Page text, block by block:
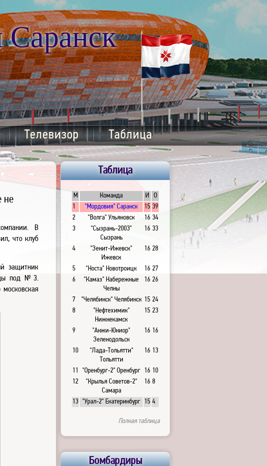
Телевизор Таблица
не
В
что клуб
защитник
под №3.
Таблица
М Команда И
О
1
"Мордовия" Саранск 15 39
2
"Волга" Ульяновск 16 34
3
"Сызрань-2003"
Сызрань
16 33
4
"Зенит-Ижевск"
Ижевск
16 28
5 "Носта" Новотроицк 16 27
6
"Камаз" Набережные
Челны
16 26
7 "Челябинск" Челябинск 15 24
8
"Нефтехимик"
Нижнекамск
15 23
9
"Анжи-Юниор"
Зеленодольск
16 16
10
"Лада-Тольятти"
Тольятти
16 13
11 "Оренбург-2" Оренбург 16 10
12
"Крылья Советов-2"
Самара
16 8
13 "Урал-2" Екатеринбург 15 4
Полная таблица
Бомбардиры